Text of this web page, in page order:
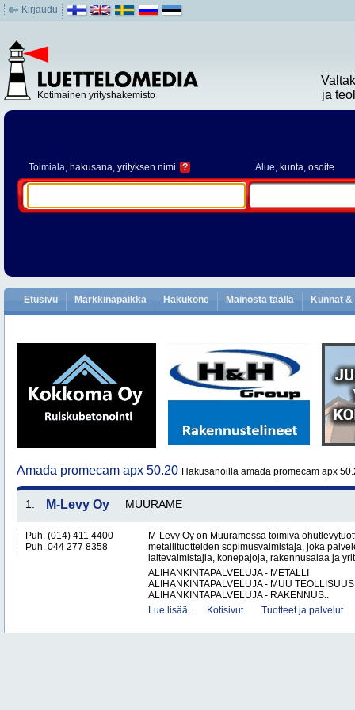
Kirjaudu
Kotimainen yrityshakemisto
ja
Toimiala, hakusana, yrityksen nimi ? Alue, kunta, osoite
Etusivu Markkinapaikka Hakukone Mainosta täällä Kunnat
Amada promecam apx 50.20 Hakusanoilla amada promecam apx
1. M-Levy Oy MUURAME
Puh. (014) 411 4400
Puh. 044 277 8358
M-Levy Oy on Muuramessa toimiva
metallituotteiden sopimusvalmistaja, joka
laitevalmistajia, konepajoja, rakennusalaa ja
ALIHANKINTAPALVELUJA - METALLI
ALIHANKINTAPALVELUJA - MUU TEOLLISUUS
ALIHANKINTAPALVELUJA - RAKENNUS..
Lue lisää..
Kotisivut Tuotteet ja palvelut